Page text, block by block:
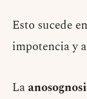
Esto sucede
impotencia y
La